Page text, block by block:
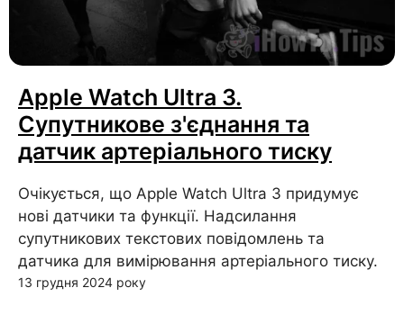
Apple Watch Ultra 3.
Супутникове з'єднання та
датчик артеріального тиску
Очікується, що Apple Watch Ultra 3 придумує
нові датчики та функції. Надсилання
супутникових текстових повідомлень та
датчика для вимірювання артеріального тиску.
13 грудня 2024 року